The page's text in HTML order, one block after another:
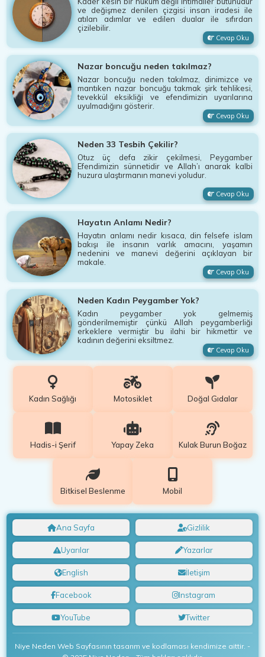
ve değişmez denilen çizgisi insan iradesi ile
atılan adımlar ve edilen dualar ile sıfırdan
çizilebilir.
Cevap Oku
Nazar boncuğu neden takılmaz?
Nazar boncuğu neden takılmaz, dinimizce ve
mantıken nazar boncuğu takmak şirk tehlikesi,
tevekkül eksikliği ve efendimizin uyarılarına
uyulmadığını gösterir.
Cevap Oku
Neden 33 Tesbih Çekilir?
Otuz üç defa zikir çekilmesi, Peygamber
Efendimizin sünnetidir ve Allah’ı anarak kalbi
huzura ulaştırmanın manevi yoludur.
Cevap Oku
Hayatın Anlamı Nedir?
Hayatın anlamı nedir kısaca, din felsefe islam
bakışı ile insanın varlık amacını, yaşamın
nedenini ve manevi değerini açıklayan bir
makale.
Cevap Oku
Neden Kadın Peygamber Yok?
Kadın peygamber yok gelmemiş
gönderilmemiştir çünkü Allah peygamberliği
erkeklere vermiştir bu ilahi bir hikmettir ve
kadının değerini eksiltmez.
Cevap Oku
Kadın Sağlığı Motosiklet Doğal Gıdalar
Hadis-i Şerif Yapay Zeka Kulak Burun Boğaz
Bitkisel Beslenme Mobil
Ana Sayfa Gizlilik
Uyarılar Yazarlar
English İletişim
Facebook Instagram
YouTube Twitter
Niye Neden Web Sayfasının tasarım ve kodlaması kendimize aittir. -